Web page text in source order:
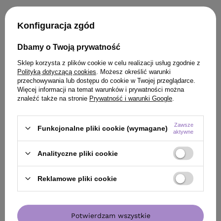
KLIENCI, KTÓRZY KUPILI TEN
PRODUKT KUPILI TAKŻE
OFERTA
Maska Davines The Circle Chronicles
OFERTA
Maska Davines
Konfiguracja zgód
Dbamy o Twoją prywatność
Sklep korzysta z plików cookie w celu realizacji usług zgodnie z
Polityką dotyczącą cookies . Możesz określić warunki
przechowywania lub dostępu do cookie w Twojej przeglądarce.
Więcej informacji na temat warunków i prywatności można
znaleźć także na stronie Prywatność i warunki Google
Funkcjonalne pliki cookie (wymagane)
Zawsze
aktywne
Analityczne pliki cookie
Reklamowe pliki cookie
Potwierdzam wszystkie